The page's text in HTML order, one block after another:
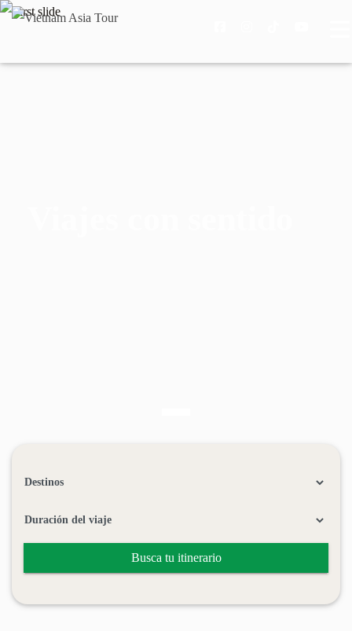
Busca tu itinerario